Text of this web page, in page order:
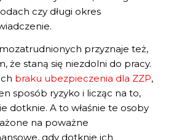
czy długi okres
przyznaje też,
że staną się niezdolni do pracy.
braku ubezpieczenia dla ZZP,
sposób ryzyko i licząc na to,
dotknie. A to właśnie te osoby
na poważne
gdy dotknie ich